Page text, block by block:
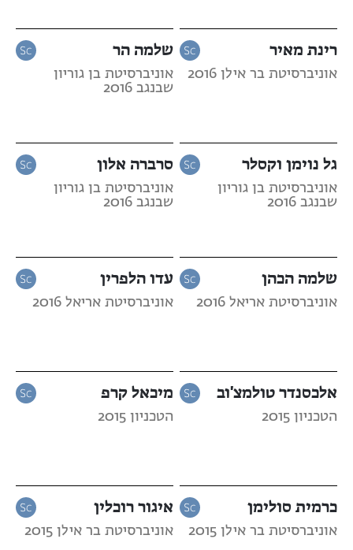
רינת מאיר
אוניברסיטת בר אילן 2016
שלמה הר
אוניברסיטת בן גוריון
שבנגב 2016
גל נוימן וקסלר
אוניברסיטת בן גוריון
שבנגב 2016
סרברה אלון
אוניברסיטת בן גוריון
שבנגב 2016
שלמה הכהן
אוניברסיטת אריאל 2016
עדו הלפרין
אוניברסיטת אריאל 2016
אלכסנדר טולמצ'וב
הטכניון 2015
מיכאל קרפ
הטכניון 2015
כרמית סולימן
אוניברסיטת בר אילן 2015
איגור רוכלין
אוניברסיטת בר אילן 2015